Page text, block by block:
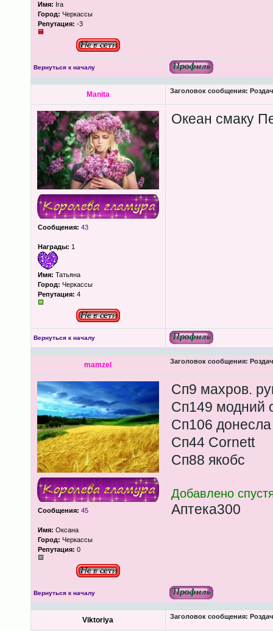
Имя: Ira
Город: Черкассы
Репутация: -3
Вернуться к началу
Manita Заголовок сообщения:
Сообщения: 43
Награды: 1
Имя: Татьяна
Город: Черкассы
Репутация: 4
Океан смаку
Вернуться к началу
mamzel Заголовок сообщения:
Сообщения: 45
Имя: Оксана
Город: Черкассы
Репутация: 0
Сп9 махров.
Сп149 модний
Сп106 донесла
Сп44 Cornett
Сп88 якобс
Добавлено
Аптека300
Вернуться к началу
Viktoriya Заголовок сообщения: